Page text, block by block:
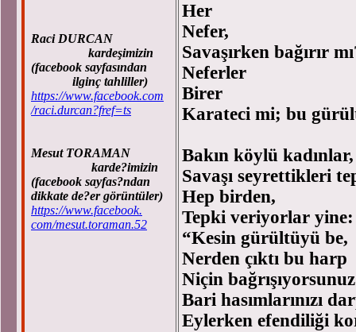
Raci DURCAN
kardeşimizin
(facebook sayfasından
ilginç tahliller)
https://www.facebook.com
/raci.durcan?fref=ts
Mesut TORAMAN
karde?imizin
(facebook sayfas?ndan
dikkate de?er görüntüler)
https://www.facebook.
com/mesut.toraman.52
Her
Nefer,
Savaşırken bağırır
Neferler
Birer
Karateci mi; bu
Bakın köylü kadınlar,
Savaşı seyrettikleri
Hep birden,
Tepki veriyorlar yine:
“Kesin gürültüyü be,
Nerden çıktı bu harp
Niçin
Bari hasımlarınızı
Eylerken efendiliği